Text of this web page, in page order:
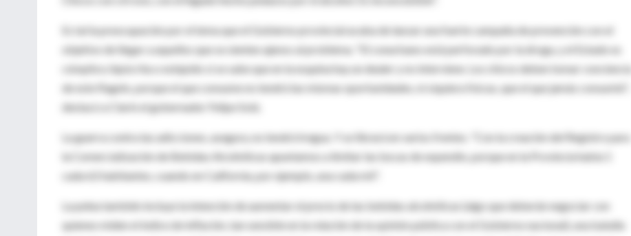
Es tal la preocupación por el tema que el Gobierno provincial acaba de lanzar una fuerte campaña de prevención con el
objetivo de llegar a aquellos que se sienten ajenos al problema. "El conurbano está perforado por la droga, y el Estado es
cómplice, hipócrita o estúpido si se sabe que en la esquina hay un dealer y no interviene. Los chicos deben tomar conciencia
de este flagelo, porque el que consume no tendrá las mismas oportunidades, ni siquiera físicas, que el que jamás consumió",
destacó a Clarín el gobernador Felipe Solá.
La guerra contra las adicciones, asegura, no tendrá tregua. Y se librará en varios frentes. "Con la creación del Registro para
la Comercialización de Bebidas Alcohólicas apuntamos a limitar las bocas de expendio, porque en la Provincia había 1
cada 62 habitantes, cuando en California, por ejemplo, una cada mil".
La pelea también incluye la intención de aumentar el precio de las bebidas alcohólicas (algo que deberán negociar con
quienes miden el índice de inflación, tan sensible en la relación de la opinión pública con el Gobierno nacional), una batalla